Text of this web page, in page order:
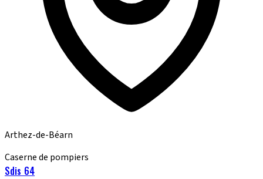
Arthez-de-Béarn
Caserne de pompiers
Sdis 64